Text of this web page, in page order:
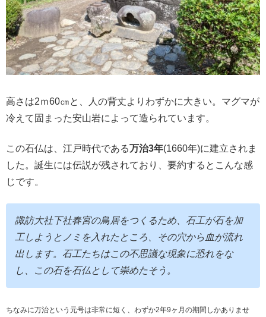
高さは2ｍ60㎝と、人の背丈よりわずかに大きい。マグマが
冷えて固まった安山岩によって造られています。
この石仏は、江戸時代である万治3年(1660年)に建立されま
した。誕生には伝説が残されており、要約するとこんな感
じです。
諏訪大社下社春宮の鳥居をつくるため、石工が石を加
工しようとノミを入れたところ、その穴から血が流れ
出します。石工たちはこの不思議な現象に恐れをな
し、この石を石仏として崇めたそう。
ちなみに万治という元号は非常に短く、わずか2年9ヶ月の期間しかありませ